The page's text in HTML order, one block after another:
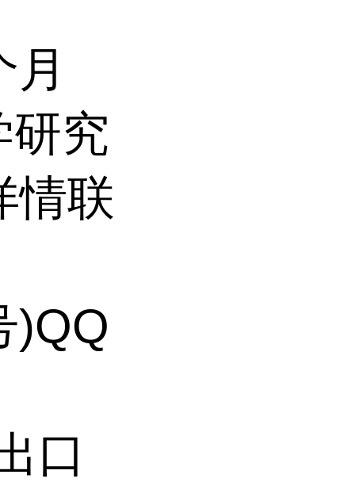
研究
情联
)QQ
口